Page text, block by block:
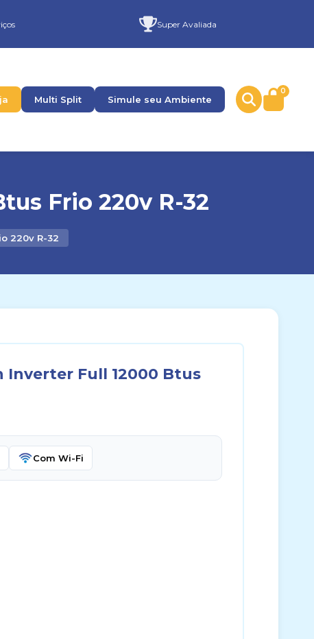
Super Avaliada
Multi Split Simule seu Ambiente
0
Frio 220v R-32
220v R-32
Inverter Full 12000 Btus
Com Wi-Fi